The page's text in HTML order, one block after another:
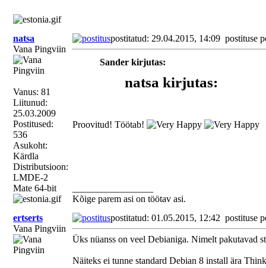
natsa
Vana Pingviin
Vanus: 81
Liitunud:
25.03.2009
Postitused:
536
Asukoht:
Kärdla
Distributsioon:
LMDE-2
Mate 64-bit
postitatud: 29.04.2015, 14:09 postituse
Sander kirjutas:
natsa kirjutas:
Kas Debiani ja ID-
hakka?
(Ilmselt loll küsimus)
Proovitud! Töötab!
Kõige parem asi on töötav asi.
ertserts
Vana Pingviin
postitatud: 01.05.2015, 12:42 postituse
Üks nüanss on veel Debianiga. Nimelt pakutavad
Näiteks ei tunne standard Debian 8 install ära